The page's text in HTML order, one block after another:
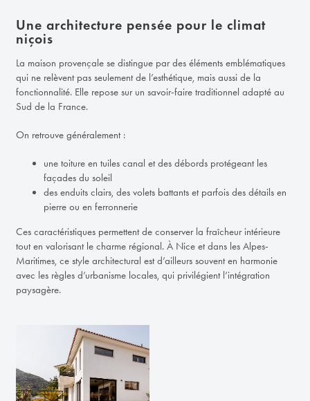
Une architecture pensée pour le climat
niçois
La maison provençale se distingue par des éléments emblématiques
qui ne relèvent pas seulement de l’esthétique, mais aussi de la
fonctionnalité. Elle repose sur un savoir-faire traditionnel adapté au
Sud de la France.
On retrouve généralement :
une toiture en tuiles canal et des débords protégeant les
façades du soleil
des enduits clairs, des volets battants et parfois des détails en
pierre ou en ferronnerie
Ces caractéristiques permettent de conserver la fraîcheur intérieure
tout en valorisant le charme régional. À Nice et dans les Alpes-
Maritimes, ce style architectural est d’ailleurs souvent en harmonie
avec les règles d’urbanisme locales, qui privilégient l’intégration
paysagère.